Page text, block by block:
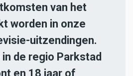
van het
worden in onze
uitzendingen.
de regio Parkstad
en 18 jaar of